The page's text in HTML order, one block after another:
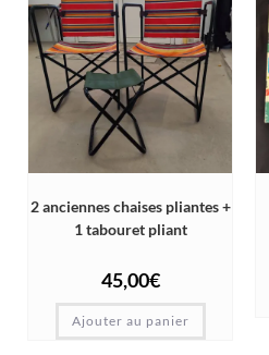
2 anciennes chaises pliantes +
1 tabouret pliant
45,00€
Ajouter au panier